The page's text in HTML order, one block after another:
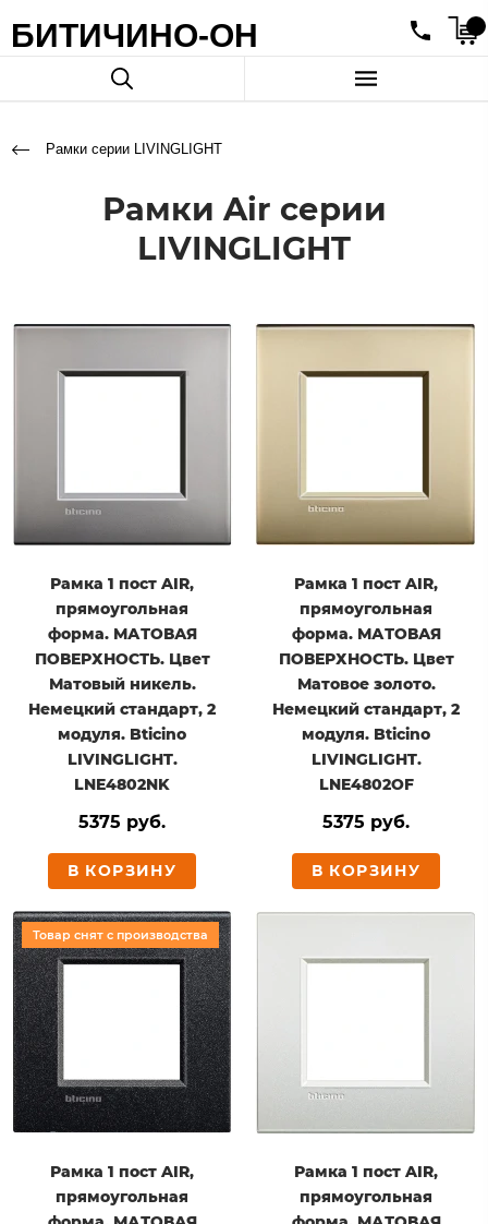
БИТИЧИНО-ОН
Рамки серии LIVINGLIGHT
Рамки Air серии
LIVINGLIGHT
Рамка 1 пост AIR,
прямоугольная
форма. МАТОВАЯ
ПОВЕРХНОСТЬ. Цвет
Матовый никель.
Немецкий стандарт, 2
модуля. Bticino
LIVINGLIGHT.
LNE4802NK
5375 руб.
В КОРЗИНУ
Рамка 1 пост AIR,
прямоугольная
форма. МАТОВАЯ
ПОВЕРХНОСТЬ. Цвет
Матовое золото.
Немецкий стандарт, 2
модуля. Bticino
LIVINGLIGHT.
LNE4802OF
5375 руб.
В КОРЗИНУ
Товар снят с производства
Рамка 1 пост AIR,
прямоугольная
Рамка 1 пост AIR,
прямоугольная